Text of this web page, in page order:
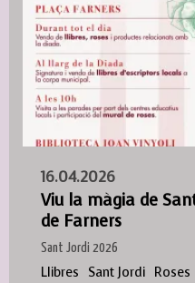
16.04.2026
Viu la màgia de
de Farners
Sant Jordi 2026
Llibres Sant Jordi Roses